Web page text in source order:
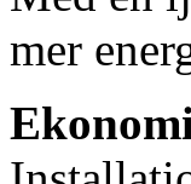
mer